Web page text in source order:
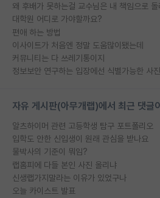
대학원 어디로 가야할까요?
편애 하는 방법
이사이트가 처음엔 정말 도움많이됐는데
커뮤니티는 다 쓰레기통이지
자유 게시판(아무개랩)에서 최근 댓글
알츠하이머 관련 고등학생 탐구 포트폴리오
입학도 안한 신입생이 원래 관심을 받나요
물박사의 기준이 뭐임?
랩홈피에 다들 본인 사진 올리냐
신생랩가지말라는 이유가 있었구나
오늘 카이스트 발표